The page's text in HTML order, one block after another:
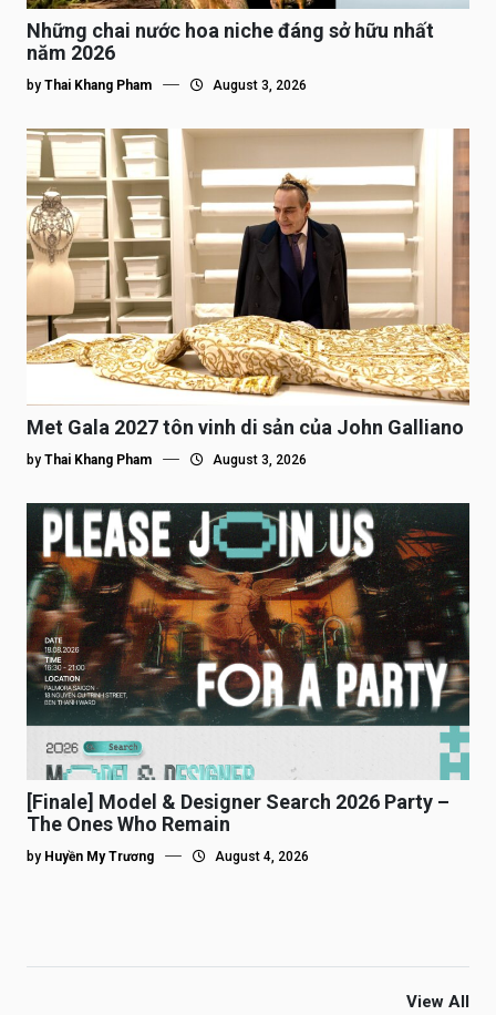
Những chai nước hoa niche đáng sở hữu nhất
năm 2026
by Thai Khang Pham August 3, 2026
Met Gala 2027 tôn vinh di sản của John Galliano
by Thai Khang Pham August 3, 2026
[Finale] Model & Designer Search 2026 Party –
The Ones Who Remain
by Huyền My Trương August 4, 2026
View All